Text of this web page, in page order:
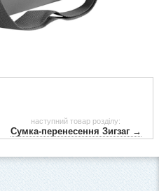
наступний товар розділу:
Сумка-перенесення Зигзаг →